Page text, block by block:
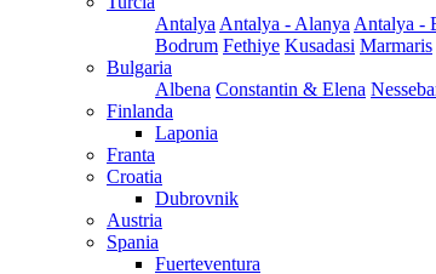
Antalya Antalya - Alanya Antalya -
Bodrum Fethiye Kusadasi Marmaris
Bulgaria
Albena Constantin & Elena
Finlanda
Laponia
Franta
Croatia
Dubrovnik
Austria
Spania
Fuerteventura